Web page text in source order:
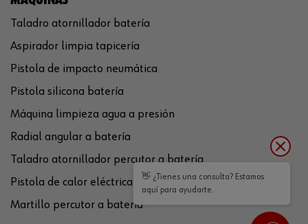
Taladro atornillador batería
Aspirador limpia tapicería
Pistola de impacto neumática
Pistola silicona batería
Máquina limpieza agua a presión
Radial angular a batería
Taladro atornillador percutor a batería
Pistola de calor eléctrica
Martillo percutor a batería
👋 ¿Tienes una consulta? Estamos
aquí para ayudarte.